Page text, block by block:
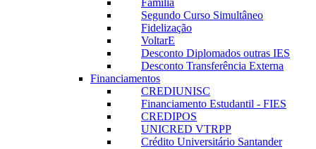
Família
Segundo Curso Simultâneo
Fidelização
VoltarE
Desconto Diplomados outras IES
Desconto Transferência Externa
Financiamentos
CREDIUNISC
Financiamento Estudantil - FIES
CREDIPOS
UNICRED VTRPP
Crédito Universitário Santander